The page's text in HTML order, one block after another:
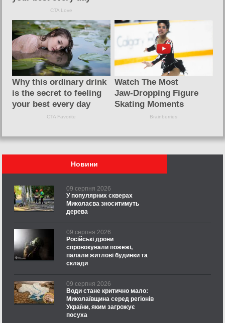
Новини
09 серпня 2026
У популярних скверах
Миколаєва зноситимуть
дерева
09 серпня 2026
Російські дрони
спровокували пожежі,
палали житлові будинки та
склади
09 серпня 2026
Води стане критично мало:
Миколаївщина серед регіонів
України, яким загрожує
посуха